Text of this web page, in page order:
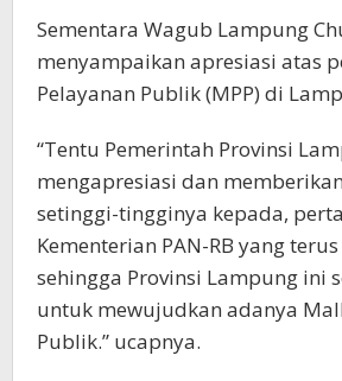
Sementara Wagub Lampung
menyampaikan apresiasi atas
Pelayanan Publik (MPP) di
“Tentu Pemerintah Provinsi
mengapresiasi dan
setinggi-tingginya kepada,
Kementerian PAN-RB yang
sehingga Provinsi Lampung ini
untuk mewujudkan adanya
Publik.” ucapnya.